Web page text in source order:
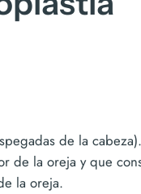
de la
de la oreja y que
la oreja.